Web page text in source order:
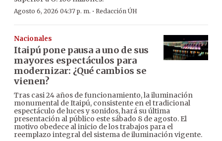
Agosto 6, 2026 04:37 p. m. · Redacción ÚH
Nacionales
Itaipú pone pausa a uno de sus
mayores espectáculos para
modernizar: ¿Qué cambios se
vienen?
Tras casi 24 años de funcionamiento, la iluminación
monumental de Itaipú, consistente en el tradicional
espectáculo de luces y sonidos, hará su última
presentación al público este sábado 8 de agosto. El
motivo obedece al inicio de los trabajos para el
reemplazo integral del sistema de iluminación vigente.